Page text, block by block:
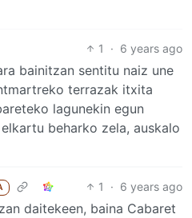
1 · 6 years ago
bainitzan sentitu naiz une
terrazak itxita
lagunekin egun
beharko zela, auskalo
1 · 6 years ago
daitekeen, baina Cabaret